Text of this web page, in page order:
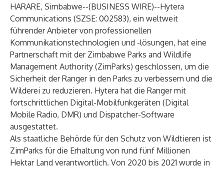
HARARE, Simbabwe--(BUSINESS WIRE)--Hytera
Communications (SZSE: 002583), ein weltweit
führender Anbieter von professionellen
Kommunikationstechnologien und -lösungen, hat eine
Partnerschaft mit der Zimbabwe Parks and Wildlife
Management Authority (ZimParks) geschlossen, um die
Sicherheit der Ranger in den Parks zu verbessern und die
Wilderei zu reduzieren. Hytera hat die Ranger mit
fortschrittlichen Digital-Mobilfunkgeräten (Digital
Mobile Radio, DMR) und Dispatcher-Software
ausgestattet.
Als staatliche Behörde für den Schutz von Wildtieren ist
ZimParks für die Erhaltung von rund fünf Millionen
Hektar Land verantwortlich. Von 2020 bis 2021 wurde in